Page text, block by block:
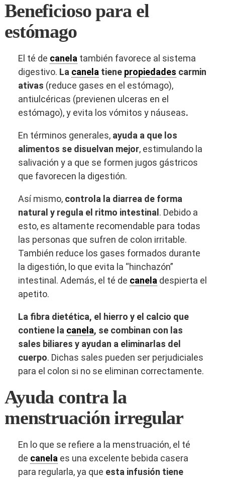
Beneficioso para el
estómago
El té de canela también favorece al sistema
digestivo. La canela tiene propiedades carmin
ativas (reduce gases en el estómago),
antiulcéricas (previenen ulceras en el
estómago), y evita los vómitos y náuseas.
En términos generales,ayuda a que los
alimentos se disuelvan mejor, estimulando la
salivación y a que se formen jugos gástricos
que favorecen la digestión.
Así mismo, controla la diarrea de forma
natural y regula el ritmo intestinal . Debido a
esto, es altamente recomendable para todas
las personas que sufren de colon irritable.
También reduce los gases formados durante
la digestión, lo que evita la “hinchazón”
intestinal. Además, el té de canela despierta el
apetito.
La fibra dietética, el hierro y el calcio que
contiene la canela, se combinan con las
sales biliares y ayudan a eliminarlas del
cuerpo. Dichas sales pueden ser perjudiciales
para el colon si no se eliminan correctamente.
Ayuda contra la
menstruación irregular
En lo que se refiere a la menstruación, el té
de canela es una excelente bebida casera
para regularla, ya que esta infusión tiene